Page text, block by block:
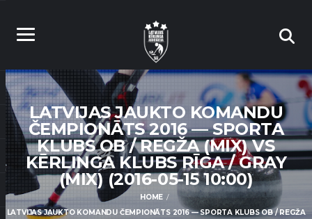
LATVIJAS JAUKTO KOMANDU
ČEMPIONĀTS 2016 — SPORTA
KLUBS OB / REGŽA (MIX) VS
KĒRLINGA KLUBS RĪGA / GRAY
(MIX) (2016-05-15 10:00)
HOME
LATVIJAS JAUKTO KOMANDU ČEMPIONĀTS 2016 — SPORTA KLUBS OB / REGŽA